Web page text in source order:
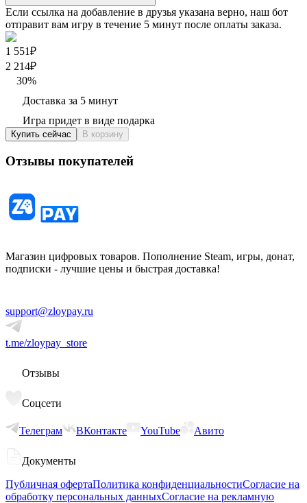
Если ссылка на добавление в друзья указана верно, наш бот
отправит вам игру в течение 5 минут после оплаты заказа.
1 551₽
2 214₽
30%
Доставка за 5 минут
Игра придет в виде подарка
Купить сейчас В корзину
Отзывы покупателей
Магазин цифровых товаров. Пополнение Steam, игры, донат,
подписки - лучшие цены и быстрая доставка!
support@zloypay.ru
t.me/zloypay_store
Отзывы
Соцсети
Телеграм ВКонтакте YouTube Авито
Документы
Публичная офертаПолитика конфиденциальностиСогласие на
обработку персональных данныхСогласие на рекламную